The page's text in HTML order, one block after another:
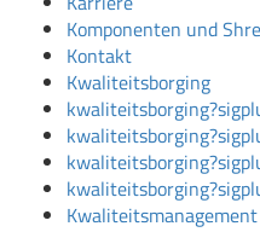
Komponenten und
Kontakt
Kwaliteitsborging
Kwaliteitsmanagement